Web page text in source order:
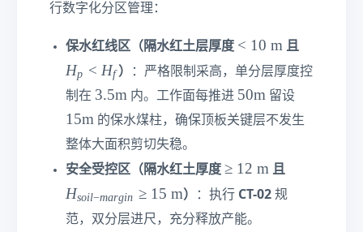
行数字化分区管理：
保水红线区（隔水红土层厚度 <
1
0\
te
xt
}
< 10 m 且
_
p
H
Hp < Hf ）
：严格限制采高，单分层厚度控
制在 3.
5\
te
xt
{
}
3.5m 内。工作面每推进 5
0\
te
{
m
50m 留设
5\
te
15m 的保水煤柱，确保顶板关键层不发生
整体大面积剪切失稳。
安全受控区（隔水红土厚度 ≥
1
2\
te
≥ 12 m 且
_
{
Hsoil−margin ≥ 15 m） ：执行 CT-02 规
范，双分层进尺，充分释放产能。